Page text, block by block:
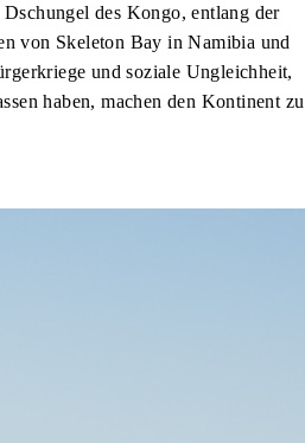
des Kongo, entlang der
von Skeleton Bay in Namibia und
und soziale Ungleichheit,
haben, machen den Kontinent zu